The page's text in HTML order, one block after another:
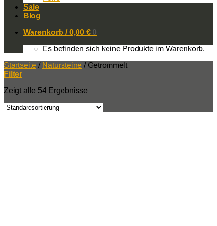
Sale
Blog
Warenkorb /0,00 € 0
Es befinden sich keine Produkte im Warenkorb.
Startseite / Natursteine /Getrommelt
Filter
Zeigt alle 54 Ergebnisse